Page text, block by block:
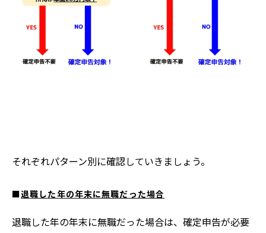
それぞれパターン別に確認していきましょう。
■退職した年の年末に無職だった場合
退職した年の年末に無職だった場合は、確定申告が必要